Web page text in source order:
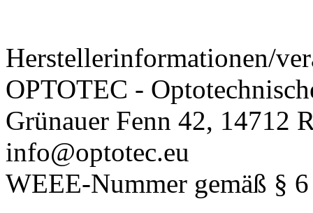
Herstellerinformationen/
OPTOTEC -
Grünauer Fenn 42, 14712
info@optotec.eu
WEEE-Nummer gemäß §